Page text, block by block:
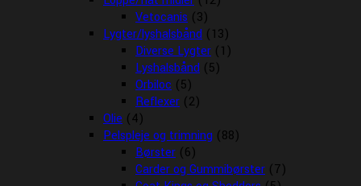
Vetocanis (3)
Lygter/lyshalsbånd (13)
Diverse Lygter (1)
Lyshalsbånd (5)
Orbiloc (5)
Reflexer (2)
Olie (4)
Pelspleje og trimning (88)
Børster (6)
Carder og Gummibørster (7)